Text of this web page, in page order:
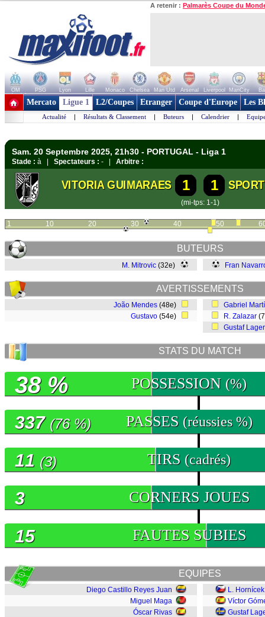
A retenir : Palmarès Coupe du
OM PSG Lyon Lille Monaco Chelsea Man Utd Arsenal Liverpool ManCity
+ de clubs
Mercato Ligue 1 L2/Coupes Etranger Coupe d'Europe Les
Actualité | Résultats & Classement | Buteurs | Calendrier |
Sam. 20 Septembre 2025, 21h30 - PORTUGAL - Liga 1
Stade : à | Spectateurs : - | Arbitre :
VITORIA GUIMARAES 1 1
(mi-tps: 1-1)
1 10 20 30 40 50
BUTEURS
M. Mitrovic (32e) Fran
AVERTISSEMENTS
João Mendes (48e)
Gustavo (54e)
Gabriel
R. Zalazar
Gustaf
STATS DU MATCH
POSSESSION (%)
38 %
PASSES (réussies %)
337 (76 %)
TIRS (cadrés)
11 (3)
CORNERS JOUES
3
FAUTES SUBIES
15
EQUIPES
Diego Castillo Reyes Juan
Miguel Maga
Óscar Rivas
L. Hornícek
Víctor
Gustaf